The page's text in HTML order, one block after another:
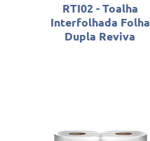
RTI02 - Toalha
Interfolhada Folha
Dupla Reviva